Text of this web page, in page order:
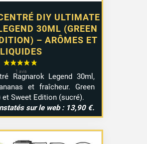
DIY ULTIMATE
30ML (GREEN
– ARÔMES ET
LIQUIDES
Ragnarok Legend 30ml,
et fraîcheur. Green
Sweet Edition (sucré).
sur le web : 13,90 €.